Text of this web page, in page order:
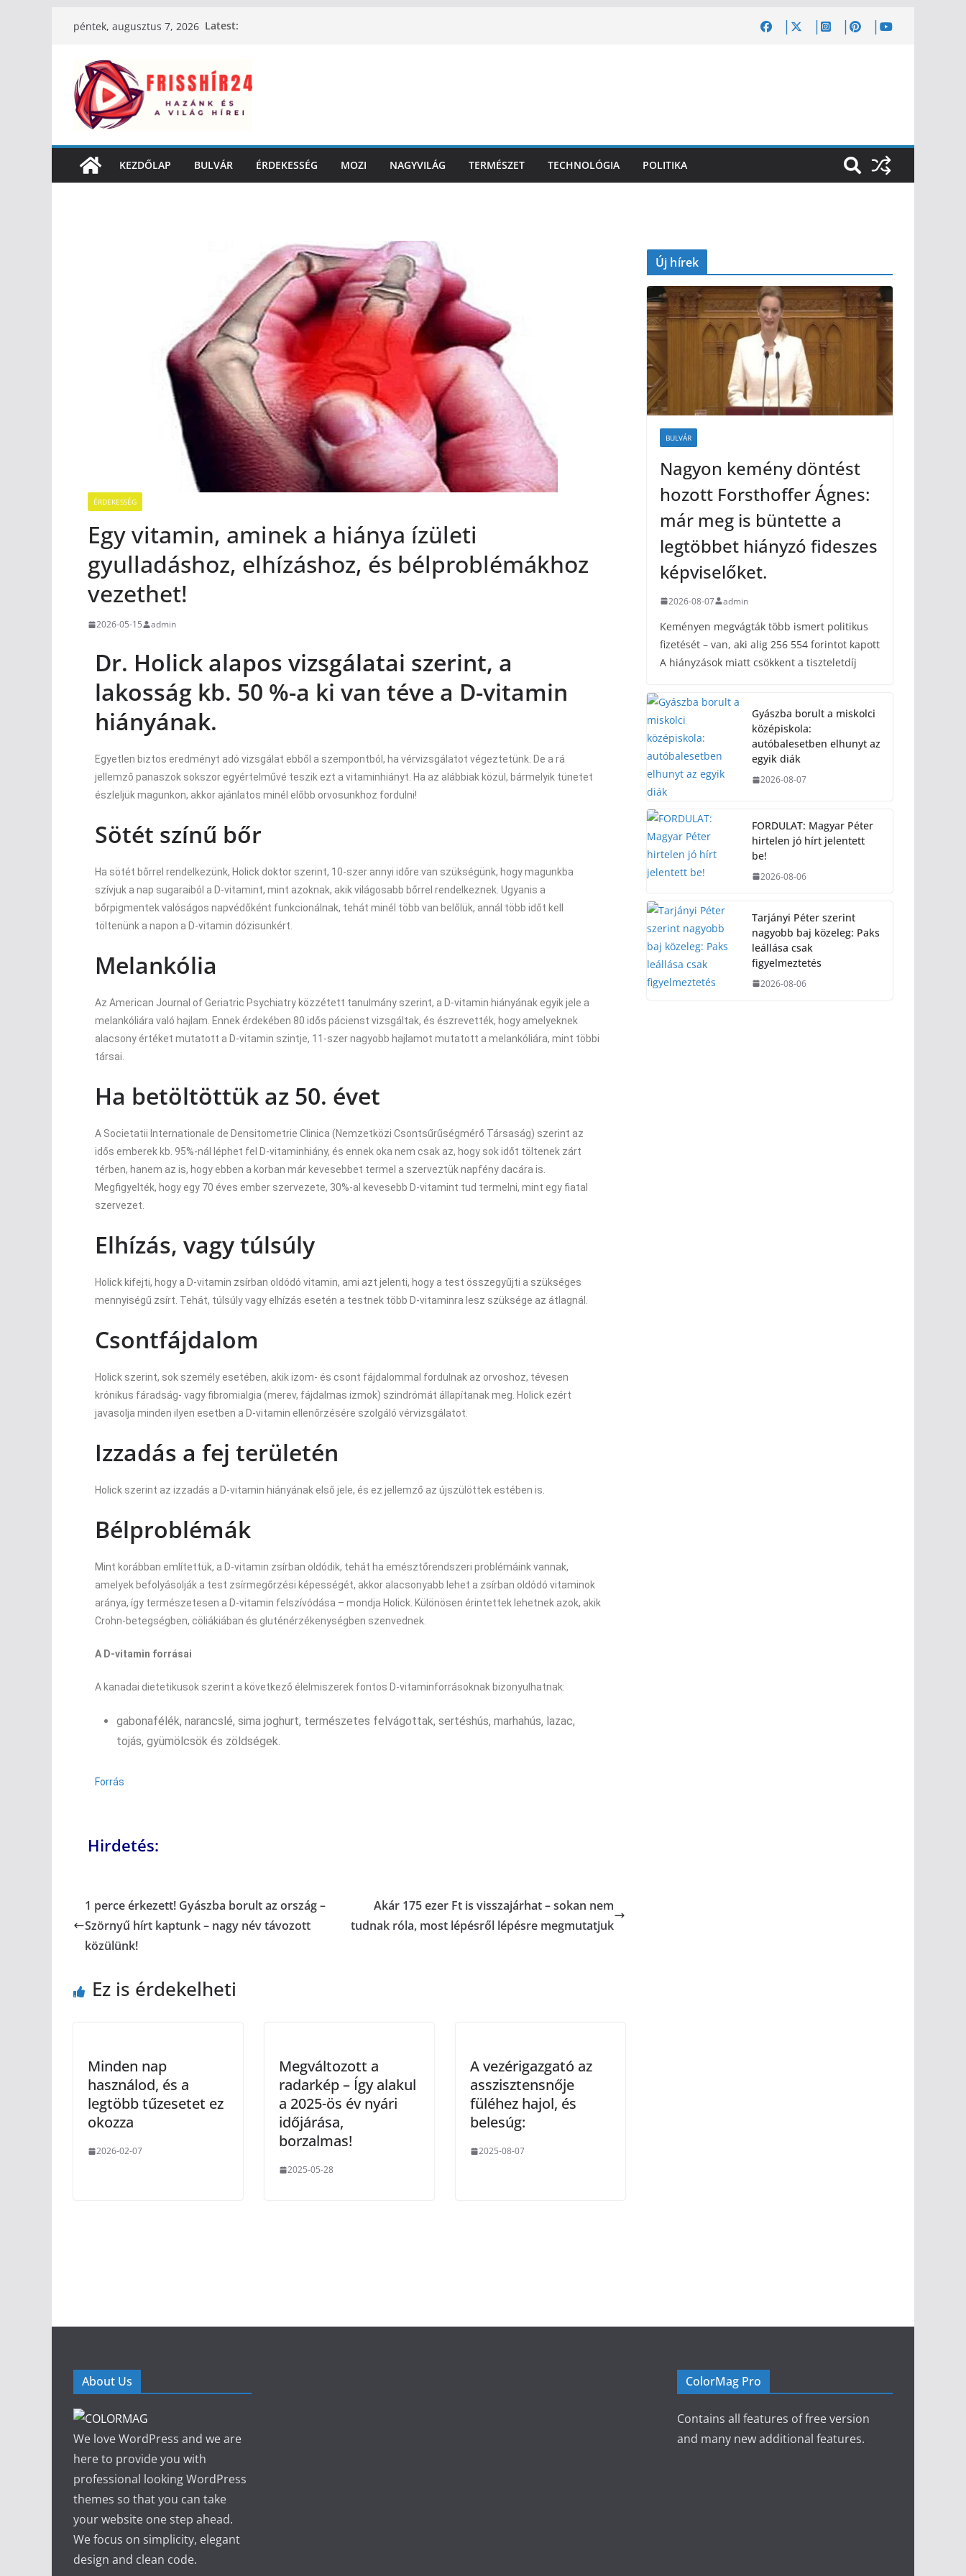
péntek, augusztus 7, 2026 Latest:
KEZDŐLAP BULVÁR ÉRDEKESSÉG MOZI NAGYVILÁG TERMÉSZET TECHNOLÓGIA POLITIKA
ÉRDEKESSÉG
Egy vitamin, aminek a hiánya ízületi
gyulladáshoz, elhízáshoz, és bélproblémákhoz
vezethet!
2026-05-15 admin
Dr. Holick alapos vizsgálatai szerint, a
lakosság kb. 50 %-a ki van téve a D-vitamin
hiányának.
Egyetlen biztos eredményt adó vizsgálat ebből a szempontból, ha vérvizsgálatot végeztetünk. De a rá
jellemző panaszok sokszor egyértelművé teszik ezt a vitaminhiányt. Ha az alábbiak közül, bármelyik tünetet
észleljük magunkon, akkor ajánlatos minél előbb orvosunkhoz fordulni!
Sötét színű bőr
Ha sötét bőrrel rendelkezünk, Holick doktor szerint, 10-szer annyi időre van szükségünk, hogy magunkba
szívjuk a nap sugaraiból a D-vitamint, mint azoknak, akik világosabb bőrrel rendelkeznek. Ugyanis a
bőrpigmentek valóságos napvédőként funkcionálnak, tehát minél több van belőlük, annál több időt kell
töltenünk a napon a D-vitamin dózisunkért.
Melankólia
Az American Journal of Geriatric Psychiatry közzétett tanulmány szerint, a D-vitamin hiányának egyik jele a
melankóliára való hajlam. Ennek érdekében 80 idős pácienst vizsgáltak, és észrevették, hogy amelyeknek
alacsony értéket mutatott a D-vitamin szintje, 11-szer nagyobb hajlamot mutatott a melankóliára, mint többi
társai.
Ha betöltöttük az 50. évet
A Societatii Internationale de Densitometrie Clinica (Nemzetközi Csontsűrűségmérő Társaság) szerint az
idős emberek kb. 95%-nál léphet fel D-vitaminhiány, és ennek oka nem csak az, hogy sok időt töltenek zárt
térben, hanem az is, hogy ebben a korban már kevesebbet termel a szerveztük napfény dacára is.
Megfigyelték, hogy egy 70 éves ember szervezete, 30%-al kevesebb D-vitamint tud termelni, mint egy fiatal
szervezet.
Elhízás, vagy túlsúly
Holick kifejti, hogy a D-vitamin zsírban oldódó vitamin, ami azt jelenti, hogy a test összegyűjti a szükséges
mennyiségű zsírt. Tehát, túlsúly vagy elhízás esetén a testnek több D-vitaminra lesz szüksége az átlagnál.
Csontfájdalom
Holick szerint, sok személy esetében, akik izom- és csont fájdalommal fordulnak az orvoshoz, tévesen
krónikus fáradság- vagy fibromialgia (merev, fájdalmas izmok) szindrómát állapítanak meg. Holick ezért
javasolja minden ilyen esetben a D-vitamin ellenőrzésére szolgáló vérvizsgálatot.
Izzadás a fej területén
Holick szerint az izzadás a D-vitamin hiányának első jele, és ez jellemző az újszülöttek estében is.
Bélproblémák
Mint korábban említettük, a D-vitamin zsírban oldódik, tehát ha emésztőrendszeri problémáink vannak,
amelyek befolyásolják a test zsírmegőrzési képességét, akkor alacsonyabb lehet a zsírban oldódó vitaminok
aránya, így természetesen a D-vitamin felszívódása – mondja Holick. Különösen érintettek lehetnek azok, akik
Crohn-betegségben, cöliákiában és gluténérzékenységben szenvednek.
A D-vitamin forrásai
A kanadai dietetikusok szerint a következő élelmiszerek fontos D-vitaminforrásoknak bizonyulhatnak:
gabonafélék, narancslé, sima joghurt, természetes felvágottak, sertéshús, marhahús, lazac,
tojás, gyümölcsök és zöldségek.
Forrás
Hirdetés:
1 perce érkezett! Gyászba borult az ország –
Szörnyű hírt kaptunk – nagy név távozott
közülünk!
Akár 175 ezer Ft is visszajárhat – sokan nem
tudnak róla, most lépésről lépésre megmutatjuk
Ez is érdekelheti
Minden nap
használod, és a
legtöbb tűzesetet ez
okozza
2026-02-07
Megváltozott a
radarkép – Így alakul
a 2025-ös év nyári
időjárása,
borzalmas!
2025-05-28
A vezérigazgató az
asszisztensnője
füléhez hajol, és
belesúg:
2025-08-07
Új hírek
BULVÁR
Nagyon kemény döntést
hozott Forsthoffer Ágnes:
már meg is büntette a
legtöbbet hiányzó fideszes
képviselőket.
2026-08-07 admin
Keményen megvágták több ismert politikus
fizetését – van, aki alig 256 554 forintot kapott
A hiányzások miatt csökkent a tiszteletdíj
Gyászba borult a miskolci
középiskola:
autóbalesetben elhunyt az
egyik diák
2026-08-07
FORDULAT: Magyar Péter
hirtelen jó hírt jelentett
be!
2026-08-06
Tarjányi Péter szerint
nagyobb baj közeleg: Paks
leállása csak
figyelmeztetés
2026-08-06
About Us
We love WordPress and we are
here to provide you with
professional looking WordPress
themes so that you can take
your website one step ahead.
We focus on simplicity, elegant
design and clean code.
ColorMag Pro
Contains all features of free version
and many new additional features.